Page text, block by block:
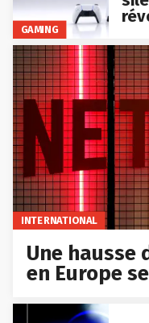
GAMING
INTERNATIONAL
Une hausse
en Europe